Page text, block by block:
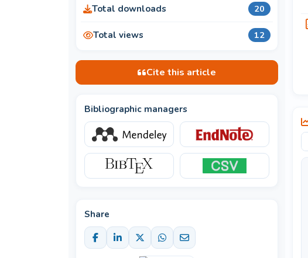
Total downloads 20
Total views 12
Cite this article
Bibliographic managers
Share